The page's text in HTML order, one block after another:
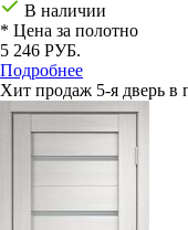
В наличии
* Цена за полотно
5 246 РУБ.
Подробнее
Хит продаж 5-я дверь в